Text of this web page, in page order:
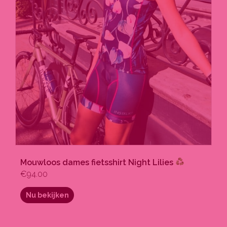
Mouwloos dames fietsshirt Night Lilies
€94.00
Nu bekijken